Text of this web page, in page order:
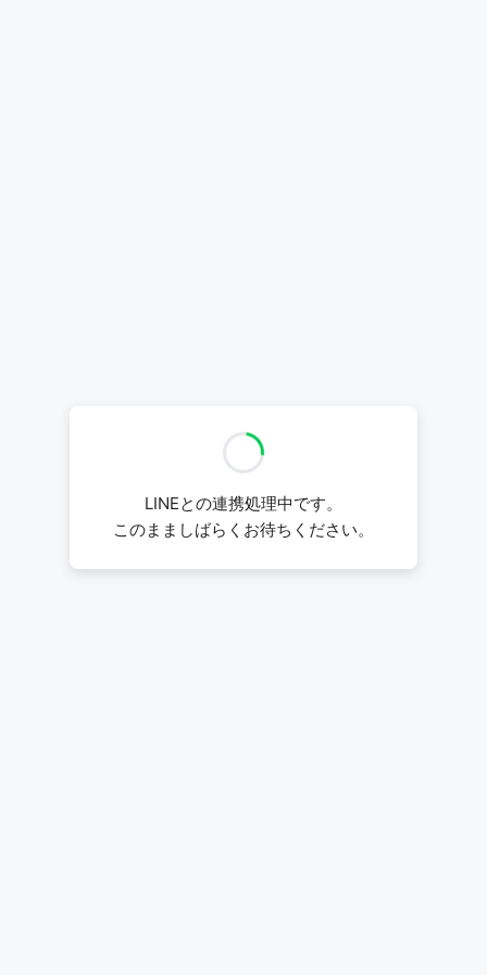
LINEとの連携処理中です。
このまましばらくお待ちください。